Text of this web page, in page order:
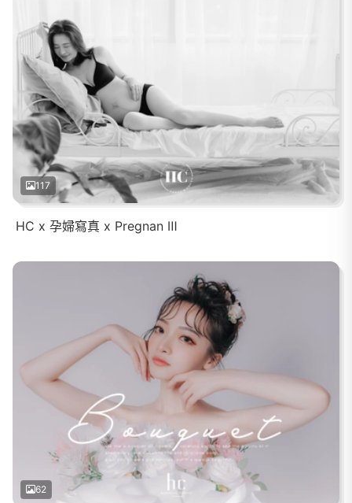
117
HC x 孕婦寫真 x Pregnan Ⅲ
62